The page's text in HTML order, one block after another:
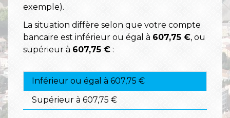
exemple).
La situation diffère selon que votre compte
bancaire est inférieur ou égal à 607,75 €, ou
supérieur à 607,75 € :
Inférieur ou égal à 607,75 €
Supérieur à 607,75 €